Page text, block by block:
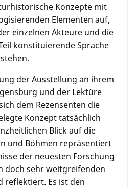
Konzepte mit
Elementen auf,
einzelnen Akteure und die
konstituierende Sprache
der Ausstellung an ihrem
und der Lektüre
dem Rezensenten die
Konzept tatsächlich
Blick auf die
und Böhmen repräsentiert
der neuesten Forschung
doch sehr weitgreifenden
reflektiert. Es ist den